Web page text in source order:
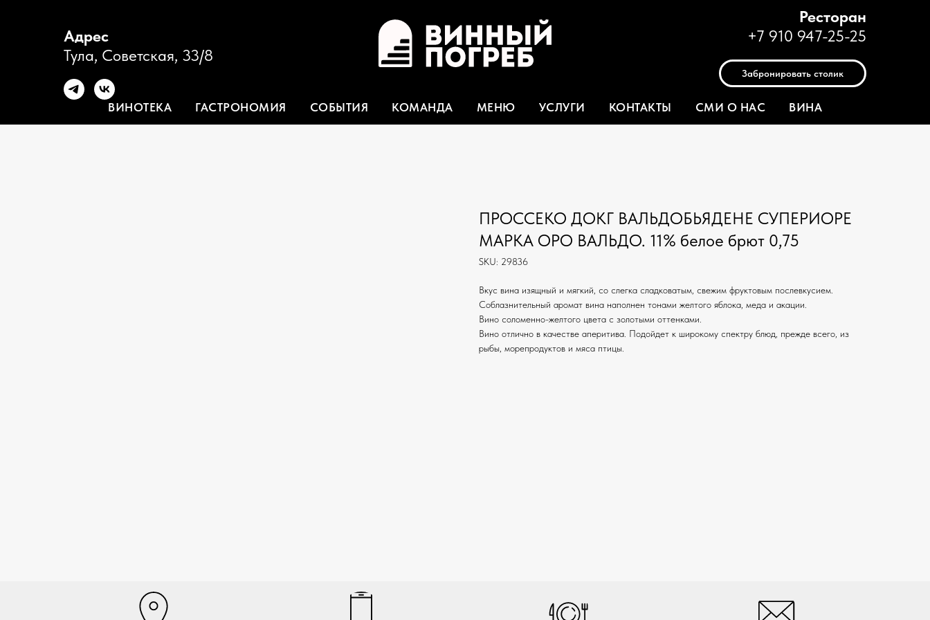
Адрес
Тула, Советская, 33/8
Ресторан
+7 910 947-25-25
Забронировать столик
ВИНОТЕКА ГАСТРОНОМИЯ СОБЫТИЯ КОМАНДА МЕНЮ УСЛУГИ КОНТАКТЫ СМИ О НАС ВИНА
ПРОССЕКО ДОКГ ВАЛЬДОБЬЯДЕНЕ СУПЕРИОРЕ
МАРКА ОРО ВАЛЬДО. 11% белое брют 0,75
SKU: 29836
Вкус вина изящный и мягкий, со слегка сладковатым, свежим фруктовым послевкусием.
Соблазнительный аромат вина наполнен тонами желтого яблока, меда и акации.
Вино соломенно-желтого цвета с золотыми оттенками.
Вино отлично в качестве аперитива. Подойдет к широкому спектру блюд, прежде всего, из
рыбы, морепродуктов и мяса птицы.